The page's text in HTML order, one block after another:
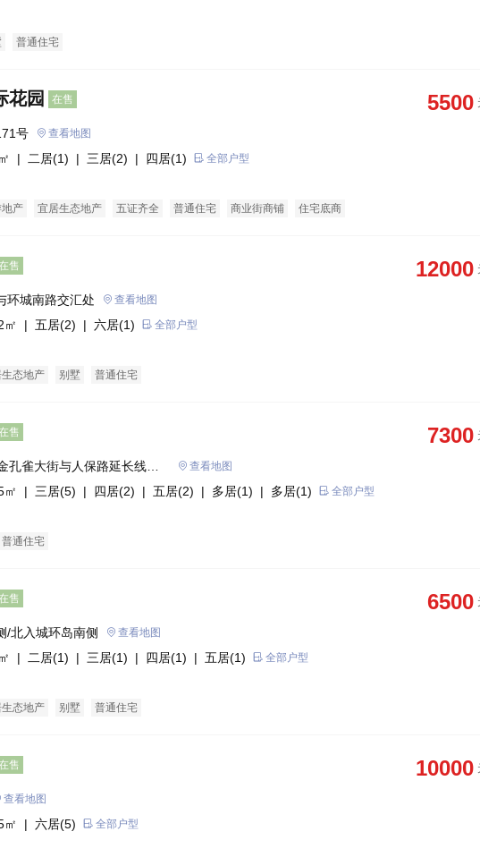
普通住宅
花园 在售 5500
号 查看地图
| 二居(1) | 三居(2) | 四居(1) 全部户型
产 宜居生态地产 五证齐全 普通住宅 商业街商铺 住宅底商
售 12000
环城南路交汇处 查看地图
㎡ | 五居(2) | 六居(1) 全部户型
态地产 别墅 普通住宅
售 7300
孔雀大街与人保路延长线交
西侧）
查看地图
㎡ | 三居(5) | 四居(2) | 五居(2) | 多居(1) | 多居(1) 全部户型
普通住宅
售 6500
/北入城环岛南侧 查看地图
| 二居(1) | 三居(1) | 四居(1) | 五居(1) 全部户型
态地产 别墅 普通住宅
售 10000
查看地图
㎡ | 六居(5) 全部户型